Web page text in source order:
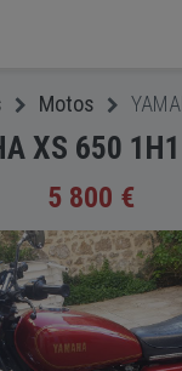
Motos
XS 650
5 800 €